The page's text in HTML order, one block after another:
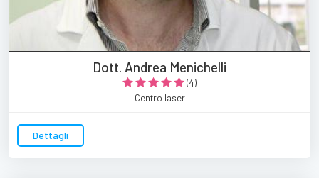
Dott. Andrea Menichelli
(4)
Centro laser
Dettagli